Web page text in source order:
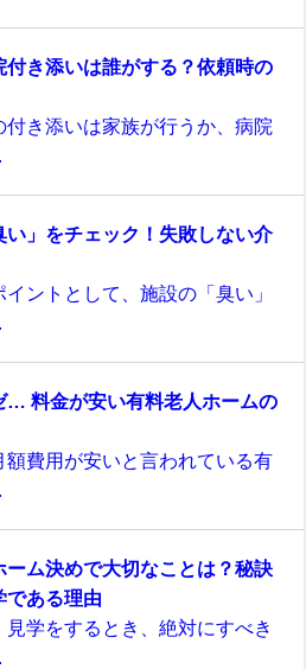
き添いは誰がする？依頼時の
き添いは家族が行うか、病院
い」をチェック！失敗しない介
ントとして、施設の「臭い」
… 料金が安い有料老人ホームの
額費用が安いと言われている有
ム決めで大切なことは？秘訣
である理由
学をするとき、絶対にすべき